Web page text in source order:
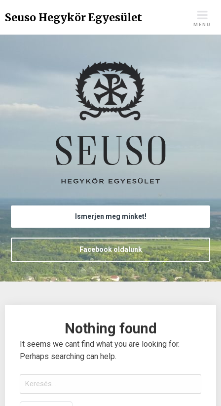
toSeuso Hegykör Egyesület
MENU
Ismerjen meg minket!
Facebook oldalunk
Nothing found
It seems we cant find what you are looking for.
Perhaps searching can help.
Keresés: